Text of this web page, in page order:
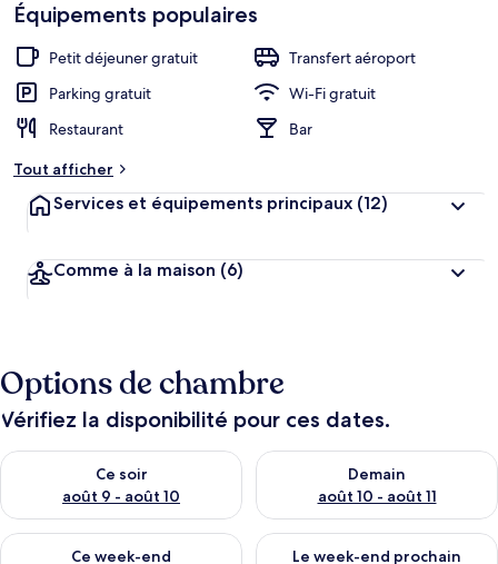
Équipements populaires
Petit déjeuner gratuit
Transfert aéroport
Parking gratuit
Wi-Fi gratuit
Restaurant
Bar
Tout afficher
Services et équipements principaux (12)
Comme à la maison (6)
Options de chambre
Vérifiez la disponibilité pour ces dates.
Ce soir
août 9 - août 10
Vérifier la disponibilité pour ce soir août 9 - août 10
Demain
août 10 - août 11
Vérifier la disponibilité pour
Ce week-end
Vérifier la disponibilité pour ce week-end août 14 - août 16
Le week-end prochain
Vérifier la disponibilité pour